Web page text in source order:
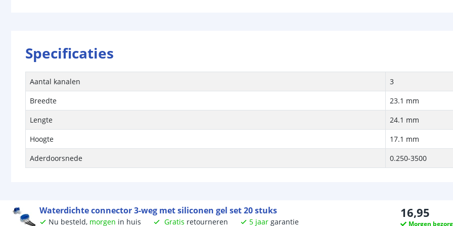
Specificaties
Aantal kanalen
3
Breedte
23.1 mm
Lengte
24.1 mm
Hoogte
17.1 mm
Aderdoorsnede
0.250-3500
Waterdichte connector 3-weg met siliconen gel set 20 stuks
Nu besteld, morgen in huis Gratis retourneren 5 jaar garantie
16,95
Morgen